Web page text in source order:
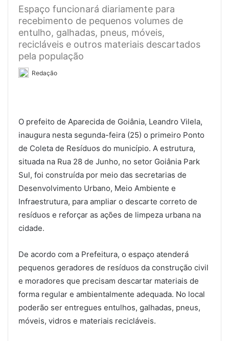
Espaço funcionará diariamente para
recebimento de pequenos volumes de
entulho, galhadas, pneus, móveis,
recicláveis e outros materiais descartados
pela população
Redação
O prefeito de Aparecida de Goiânia, Leandro Vilela,
inaugura nesta segunda-feira (25) o primeiro Ponto
de Coleta de Resíduos do município. A estrutura,
situada na Rua 28 de Junho, no setor Goiânia Park
Sul, foi construída por meio das secretarias de
Desenvolvimento Urbano, Meio Ambiente e
Infraestrutura, para ampliar o descarte correto de
resíduos e reforçar as ações de limpeza urbana na
cidade.
De acordo com a Prefeitura, o espaço atenderá
pequenos geradores de resíduos da construção civil
e moradores que precisam descartar materiais de
forma regular e ambientalmente adequada. No local
poderão ser entregues entulhos, galhadas, pneus,
móveis, vidros e materiais recicláveis.